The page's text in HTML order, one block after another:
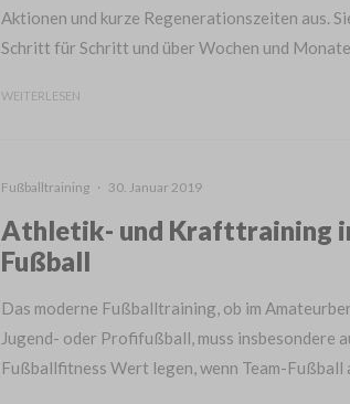
Aktionen und kurze Regenerationszeiten aus.
Schritt für Schritt und über Wochen und
WEITERLESEN
Fußballtraining · 30. Januar 2019
Athletik- und Krafttraining
Fußball
Das moderne Fußballtraining, ob im
Jugend- oder Profifußball, muss insbesondere
Fußballfitness Wert legen, wenn Team-Fußball